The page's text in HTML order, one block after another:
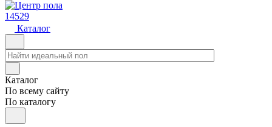
14529
Каталог
Каталог
По всему сайту
По каталогу